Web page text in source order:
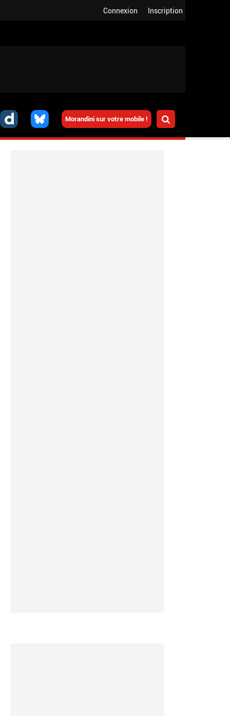
Inscription
Connexion
Morandini sur votre mobile !